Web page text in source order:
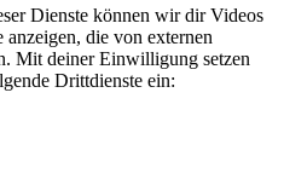
Dienste können wir dir Videos
die von externen
Mit deiner Einwilligung setzen
Drittdienste ein: